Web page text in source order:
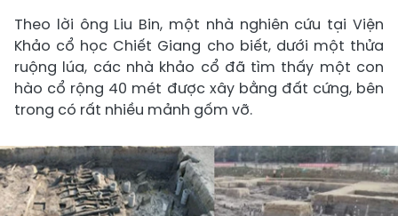
Theo lời ông Liu Bin, một nhà nghiên cứu tại Viện
Khảo cổ học Chiết Giang cho biết, dưới một thửa
ruộng lúa, các nhà khảo cổ đã tìm thấy một con
hào cổ rộng 40 mét được xây bằng đất cứng, bên
trong có rất nhiều mảnh gốm vỡ.